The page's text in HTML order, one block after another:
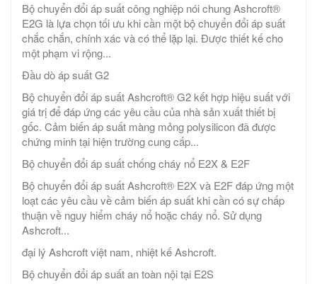
Bộ chuyển đổi áp suất công nghiệp nói chung Ashcroft®
E2G là lựa chọn tối ưu khi cần một bộ chuyển đổi áp suất
chắc chắn, chính xác và có thể lặp lại. Được thiết kế cho
một phạm vi rộng...
Đầu dò áp suất G2
Bộ chuyển đổi áp suất Ashcroft® G2 kết hợp hiệu suất với
giá trị để đáp ứng các yêu cầu của nhà sản xuất thiết bị
gốc. Cảm biến áp suất màng mỏng polysilicon đã được
chứng minh tại hiện trường cung cấp...
Bộ chuyển đổi áp suất chống cháy nổ E2X & E2F
Bộ chuyển đổi áp suất Ashcroft® E2X và E2F đáp ứng một
loạt các yêu cầu về cảm biến áp suất khi cần có sự chấp
thuận về nguy hiểm cháy nổ hoặc cháy nổ. Sử dụng
Ashcroft...
đại lý Ashcroft việt nam, nhiệt kế Ashcroft.
Bộ chuyển đổi áp suất an toàn nội tại E2S